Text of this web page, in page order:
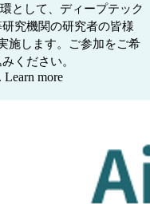
として、ディープテック
究機関の研究者の皆様
施します。ご参加をご希
ください。
Learn more